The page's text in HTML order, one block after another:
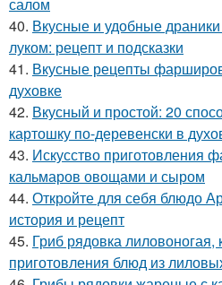
салом
40. Вкусные и удобные
луком: рецепт и подсказки
41. Вкусные рецепты
духовке
42. Вкусный и простой: 20
картошку по-деревенски в
43. Искусство приготовления
кальмаров овощами и сыром
44. Откройте для себя блюдо
история и рецепт
45. Гриб рядовка лиловоногая,
приготовления блюд из